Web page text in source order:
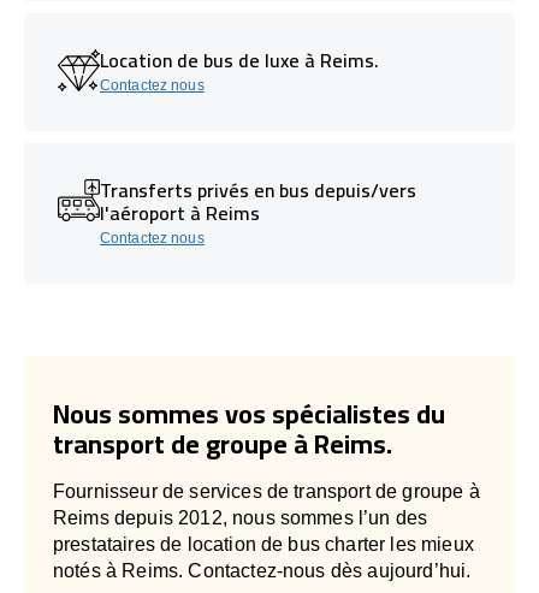
Location de bus de luxe à Reims.
Contactez nous
Transferts privés en bus depuis/vers
l'aéroport à Reims
Contactez nous
Nous sommes vos spécialistes du
transport de groupe à Reims.
Fournisseur de services de transport de groupe à
Reims depuis 2012, nous sommes l’un des
prestataires de location de bus charter les mieux
notés à Reims. Contactez-nous dès aujourd’hui.